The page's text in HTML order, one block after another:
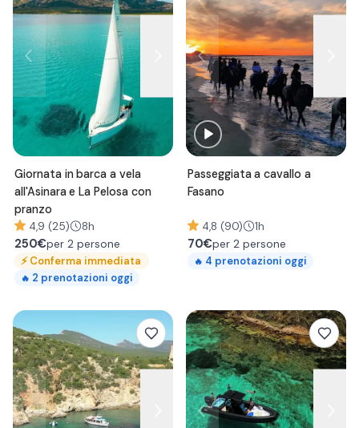
Giornata in barca a vela
all'Asinara e La Pelosa con
pranzo
4,9 (25) 8h
250€per 2 persone
⚡Conferma immediata
🔥 2 prenotazioni oggi
Passeggiata a cavallo a
Fasano
4,8 (90) 1h
70€per 2 persone
🔥 4 prenotazioni oggi